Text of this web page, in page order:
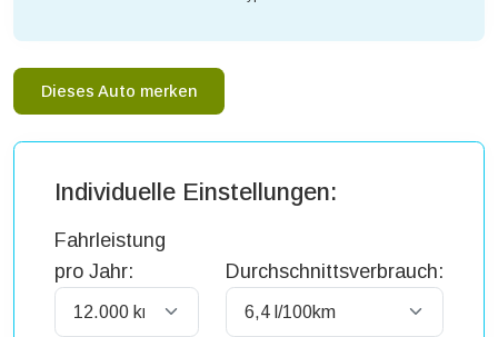
Dieses Auto merken
Individuelle Einstellungen:
Fahrleistung
pro Jahr:
Durchschnittsverbrauch: